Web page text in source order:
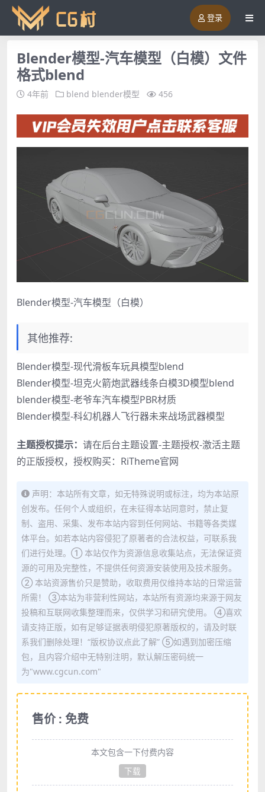
登录
Blender模型-汽车模型（白模）文件
格式blend
4年前 blend blender模型 456
Blender模型-汽车模型（白模）
其他推荐:
Blender模型-现代滑板车玩具模型blend
Blender模型-坦克火箭炮武器线条白模3D模型blend
blender模型-老爷车汽车模型PBR材质
Blender模型-科幻机器人飞行器未来战场武器模型
主题授权提示： 请在后台主题设置-主题授权-激活主题
的正版授权，授权购买： RiTheme官网
声明：本站所有文章，如无特殊说明或标注，均为本站原
创发布。任何个人或组织，在未征得本站同意时，禁止复
制、盗用、采集、发布本站内容到任何网站、书籍等各类媒
体平台。如若本站内容侵犯了原著者的合法权益，可联系我
们进行处理。① 本站仅作为资源信息收集站点，无法保证资
源的可用及完整性，不提供任何资源安装使用及技术服务。
② 本站资源售价只是赞助，收取费用仅维持本站的日常运营
所需！ ③本站为非营利性网站，本站所有资源均来源于网友
投稿和互联网收集整理而来，仅供学习和研究使用。 ④喜欢
请支持正版，如有足够证据表明侵犯原著版权的，请及时联
系我们删除处理！“版权协议点此了解” ⑤如遇到加密压缩
包，且内容介绍中无特别注明，默认解压密码统一
为"www.cgcun.com"
售价 : 免费
本文包含一下付费内容
下载